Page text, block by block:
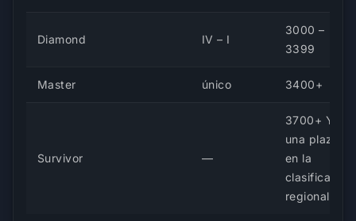
Diamond IV – I
3000 –
3399
Master único 3400+
Survivor —
3700+ Y
una plaza
en la
clasificación
regional